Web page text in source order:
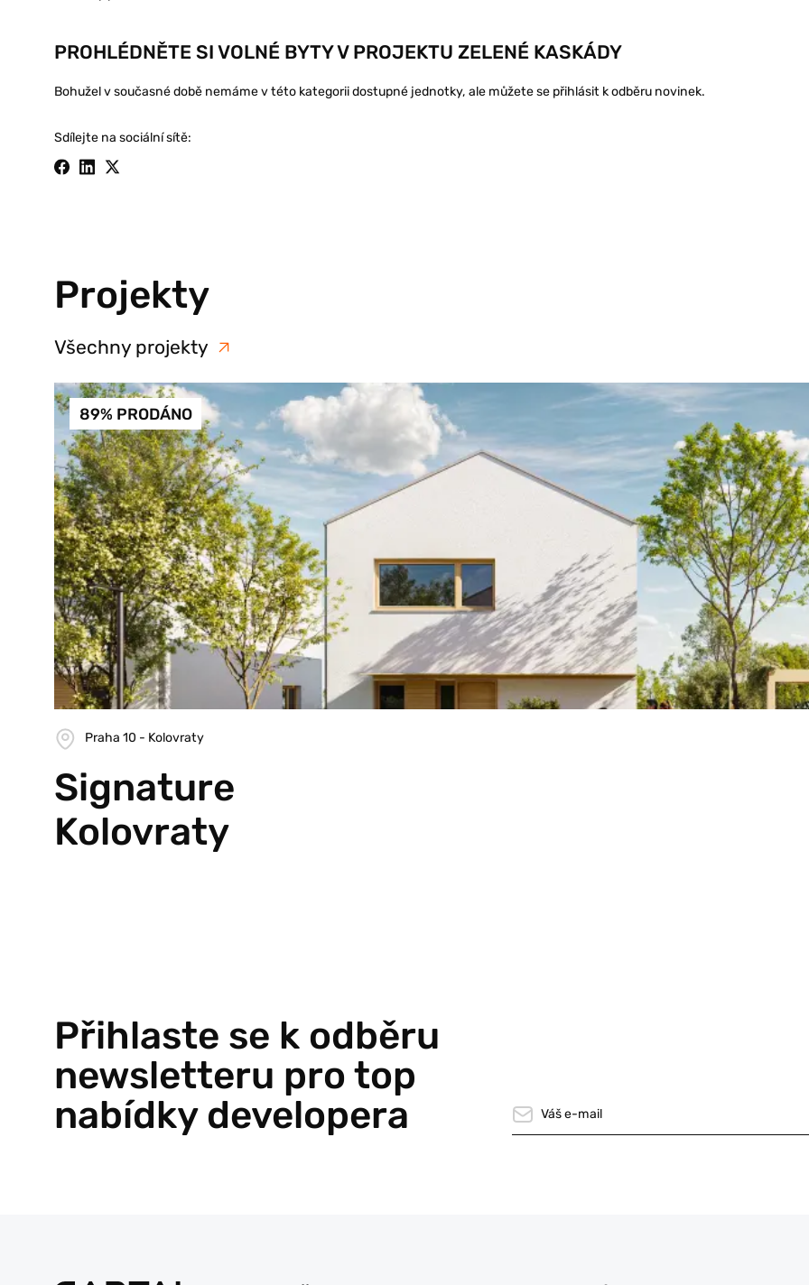
PROHLÉDNĚTE SI VOLNÉ BYTY V PROJEKTU ZELENÉ KASKÁDY
Bohužel v současné době nemáme v této kategorii dostupné jednotky, ale můžete se přihlásit k odběru novinek.
Sdílejte na sociální sítě:
Projekty
Všechny projekty
89% PRODÁNO
Praha 10 - Kolovraty
Signature
Kolovraty
Přihlaste se k odběru
newsletteru pro top
nabídky developera